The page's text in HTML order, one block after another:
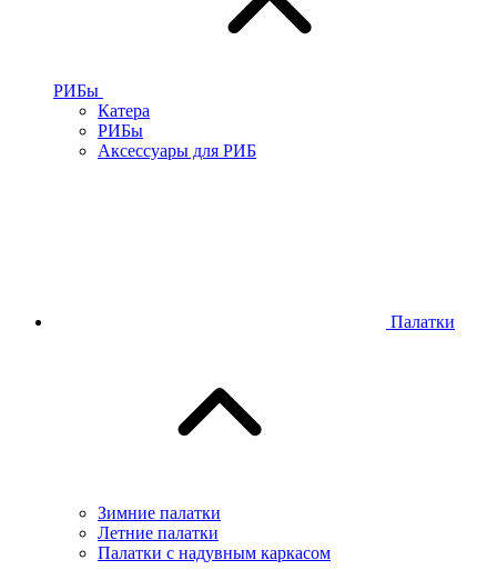
РИБы
Катера
РИБы
Аксессуары для РИБ
Палатки
Зимние палатки
Летние палатки
Палатки с надувным каркасом